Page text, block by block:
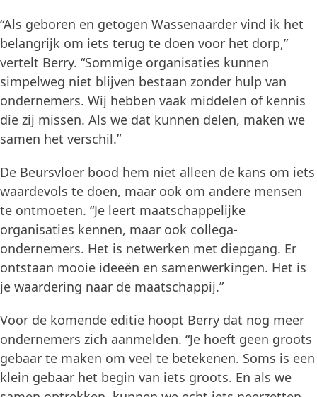
“Als geboren en getogen Wassenaarder vind ik het
belangrijk om iets terug te doen voor het dorp,”
vertelt Berry. “Sommige organisaties kunnen
simpelweg niet blijven bestaan zonder hulp van
ondernemers. Wij hebben vaak middelen of kennis
die zij missen. Als we dat kunnen delen, maken we
samen het verschil.”
De Beursvloer bood hem niet alleen de kans om iets
waardevols te doen, maar ook om andere mensen
te ontmoeten. “Je leert maatschappelijke
organisaties kennen, maar ook collega-
ondernemers. Het is netwerken met diepgang. Er
ontstaan mooie ideeën en samenwerkingen. Het is
je waardering naar de maatschappij.”
Voor de komende editie hoopt Berry dat nog meer
ondernemers zich aanmelden. “Je hoeft geen groots
gebaar te maken om veel te betekenen. Soms is een
klein gebaar het begin van iets groots. En als we